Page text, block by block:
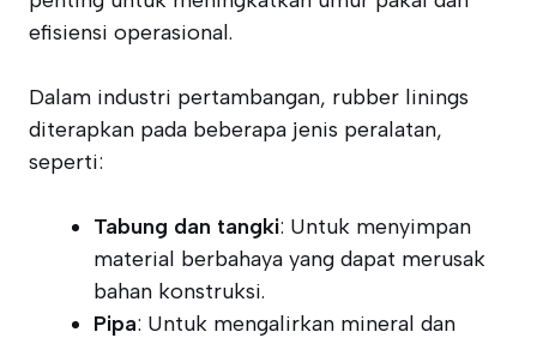
efisiensi operasional.
Dalam industri pertambangan, rubber linings
diterapkan pada beberapa jenis peralatan,
seperti:
Tabung dan tangki: Untuk menyimpan
material berbahaya yang dapat merusak
bahan konstruksi.
Pipa: Untuk mengalirkan mineral dan